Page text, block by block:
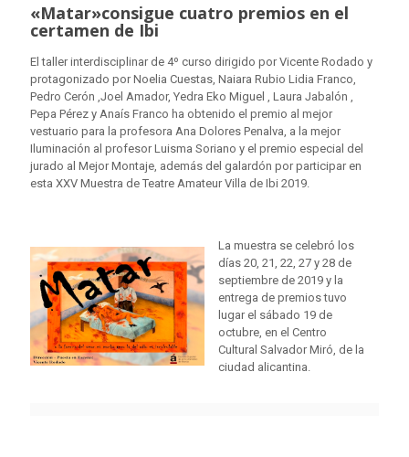
«Matar»consigue cuatro premios en el
certamen de Ibi
El taller interdisciplinar de 4º curso dirigido por Vicente Rodado y
protagonizado por Noelia Cuestas, Naiara Rubio Lidia Franco,
Pedro Cerón ,Joel Amador, Yedra Eko Miguel , Laura Jabalón ,
Pepa Pérez y Anaís Franco ha obtenido el premio al mejor
vestuario para la profesora Ana Dolores Penalva, a la mejor
Iluminación al profesor Luisma Soriano y el premio especial del
jurado al Mejor Montaje, además del galardón por participar en
esta XXV Muestra de Teatre Amateur Villa de Ibi 2019.
La muestra se celebró los
días 20, 21, 22, 27 y 28 de
septiembre de 2019 y la
entrega de premios tuvo
lugar el sábado 19 de
octubre, en el Centro
Cultural Salvador Miró, de la
ciudad alicantina.